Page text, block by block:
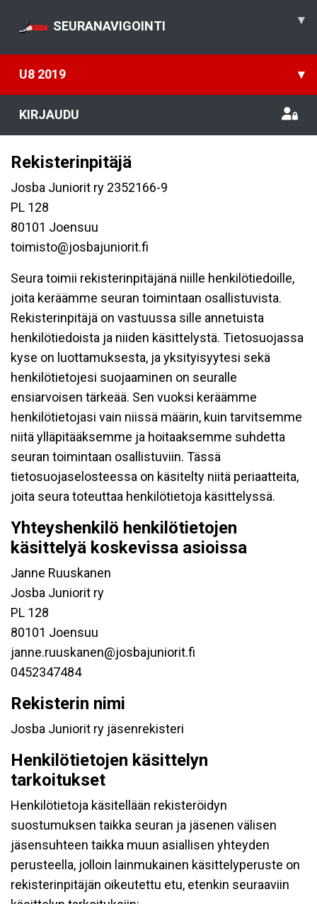
SEURANAVIGOINTI ▾
U8 2019 ▾
KIRJAUDU
Rekisterinpitäjä
Josba Juniorit ry 2352166-9
PL 128
80101 Joensuu
toimisto@josbajuniorit.fi
Seura toimii rekisterinpitäjänä niille henkilötiedoille,
joita keräämme seuran toimintaan osallistuvista.
Rekisterinpitäjä on vastuussa sille annetuista
henkilötiedoista ja niiden käsittelystä. Tietosuojassa
kyse on luottamuksesta, ja yksityisyytesi sekä
henkilötietojesi suojaaminen on seuralle
ensiarvoisen tärkeää. Sen vuoksi keräämme
henkilötietojasi vain niissä määrin, kuin tarvitsemme
niitä ylläpitääksemme ja hoitaaksemme suhdetta
seuran toimintaan osallistuviin. Tässä
tietosuojaselosteessa on käsitelty niitä periaatteita,
joita seura toteuttaa henkilötietoja käsittelyssä.
Yhteyshenkilö henkilötietojen
käsittelyä koskevissa asioissa
Janne Ruuskanen
Josba Juniorit ry
PL 128
80101 Joensuu
janne.ruuskanen@josbajuniorit.fi
0452347484
Rekisterin nimi
Josba Juniorit ry jäsenrekisteri
Henkilötietojen käsittelyn
tarkoitukset
Henkilötietoja käsitellään rekisteröidyn
suostumuksen taikka seuran ja jäsenen välisen
jäsensuhteen taikka muun asiallisen yhteyden
perusteella, jolloin lainmukainen käsittelyperuste on
rekisterinpitäjän oikeutettu etu, etenkin seuraaviin